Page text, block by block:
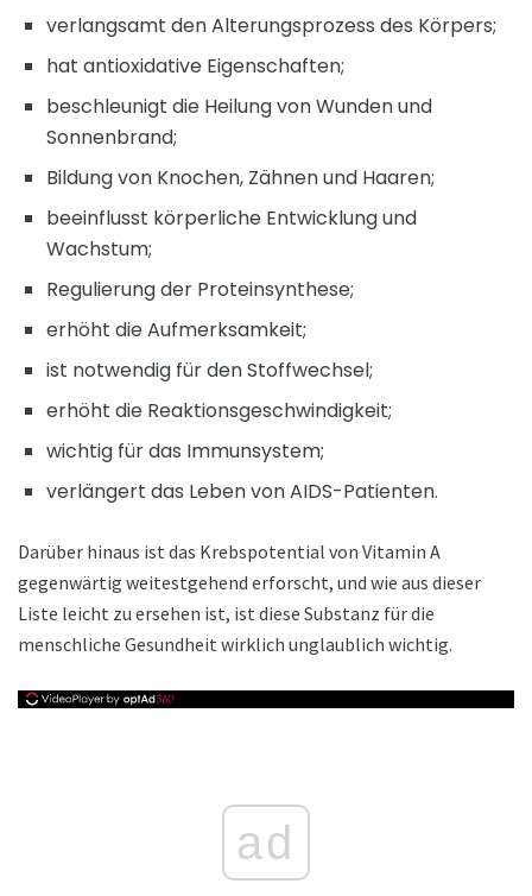
verlangsamt den Alterungsprozess des Körpers;
hat antioxidative Eigenschaften;
beschleunigt die Heilung von Wunden und
Sonnenbrand;
Bildung von Knochen, Zähnen und Haaren;
beeinflusst körperliche Entwicklung und
Wachstum;
Regulierung der Proteinsynthese;
erhöht die Aufmerksamkeit;
ist notwendig für den Stoffwechsel;
erhöht die Reaktionsgeschwindigkeit;
wichtig für das Immunsystem;
verlängert das Leben von AIDS-Patienten.
Darüber hinaus ist das Krebspotential von Vitamin A
gegenwärtig weitestgehend erforscht, und wie aus dieser
Liste leicht zu ersehen ist, ist diese Substanz für die
menschliche Gesundheit wirklich unglaublich wichtig.
ad